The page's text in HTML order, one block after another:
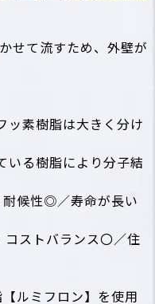
せて流すため、外壁が
素樹脂は大きく分け
る樹脂により分子結
耐候性◎／寿命が長い
コストバランス〇／住
ルミフロン】を使用